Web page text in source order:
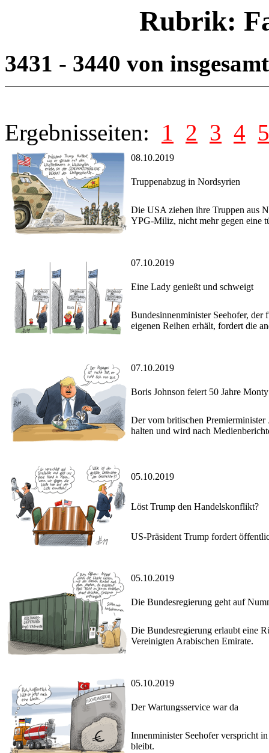
Rubrik:
3431 - 3440 von
Ergebnisseiten: 1 2 3 4 5
08.10.2019
Truppenabzug in Nordsyrien
Die USA ziehen ihre Truppen aus
YPG-Miliz, nicht mehr gegen eine
07.10.2019
Eine Lady genießt und schweigt
Bundesinnenminister Seehofer,
eigenen Reihen erhält, fordert die
07.10.2019
Boris Johnson feiert 50 Jahre
Der vom britischen
halten und wird nach
05.10.2019
Löst Trump den Handelskonflikt?
US-Präsident Trump fordert
05.10.2019
Die Bundesregierung geht auf
Die Bundesregierung erlaubt eine
Vereinigten Arabischen Emirate.
05.10.2019
Der Wartungsservice war da
Innenminister Seehofer verspricht
bleibt.